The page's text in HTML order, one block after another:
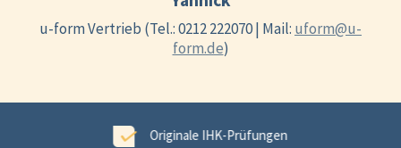
u-form Vertrieb (Tel.: 0212 222070 | Mail: uform@u-
form.de)
99,6 % Erfolgsgarantie